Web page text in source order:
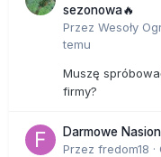
sezonowa🔥
Przez Wesoły
temu
Muszę
firmy?
Darmowe
Przez fredom18 ·